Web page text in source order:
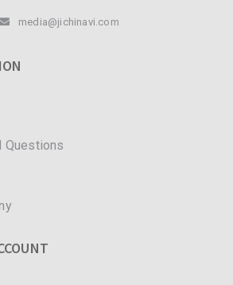
media@jichinavi.com
Questions